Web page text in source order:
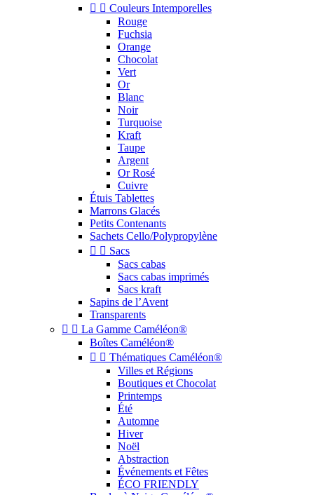
  Couleurs Intemporelles
Rouge
Fuchsia
Orange
Chocolat
Vert
Or
Blanc
Noir
Turquoise
Kraft
Taupe
Argent
Or Rosé
Cuivre
Étuis Tablettes
Marrons Glacés
Petits Contenants
Sachets Cello/Polypropylène
  Sacs
Sacs cabas
Sacs cabas imprimés
Sacs kraft
Sapins de l’Avent
Transparents
  La Gamme Caméléon®
Boîtes Caméléon®
  Thématiques Caméléon®
Villes et Régions
Boutiques et Chocolat
Printemps
Été
Automne
Hiver
Noël
Abstraction
Événements et Fêtes
ÉCO FRIENDLY